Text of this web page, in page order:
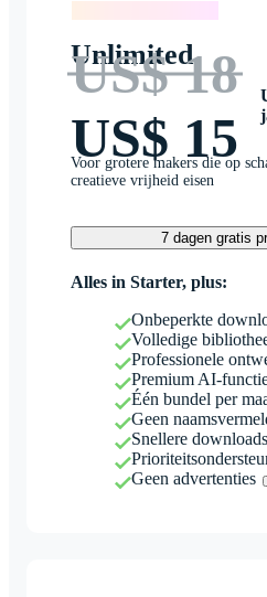
Unlimited
US$ 18
US$ 15
Voor grotere makers die op
creatieve vrijheid eisen
7 dagen gratis
Alles in Starter, plus:
Onbeperkte
Volledige
Professionele
Premium AI-
Één bundel per
Geen
Snellere downloads
Geen advertenties